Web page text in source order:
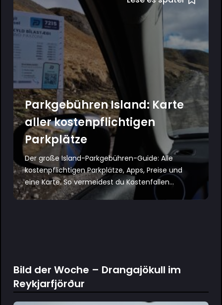
Parkgebühren Island: Karte
aller kostenpflichtigen
Parkplätze
Der große Island-Parkgebühren-Guide: Alle
kostenpflichtigen Parkplätze, Apps, Preise und
eine Karte. So vermeidest du Kostenfallen...
Bild der Woche – Drangajökull im
Reykjarfjörður